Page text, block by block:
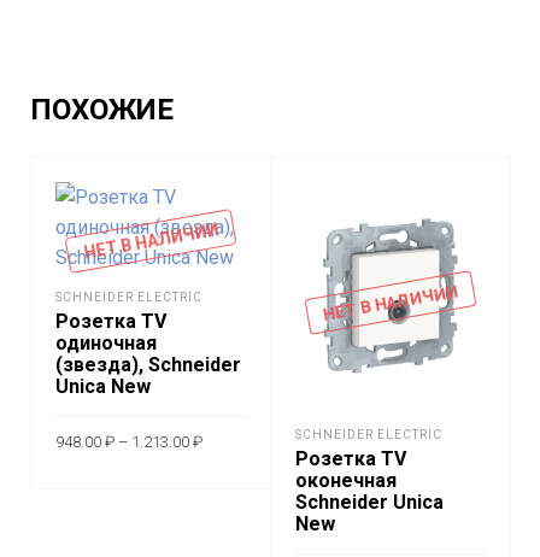
ПОХОЖИЕ
НЕТ В НАЛИЧИИ
SCHNEIDER ELECTRIC
Розетка TV
одиночная
(звезда), Schneider
Unica New
948.00 ₽ – 1.213.00 ₽
товар
НЕТ В НАЛИЧИИ
SCHNEIDER ELECTRIC
Розетка TV
оконечная
Schneider Unica
New